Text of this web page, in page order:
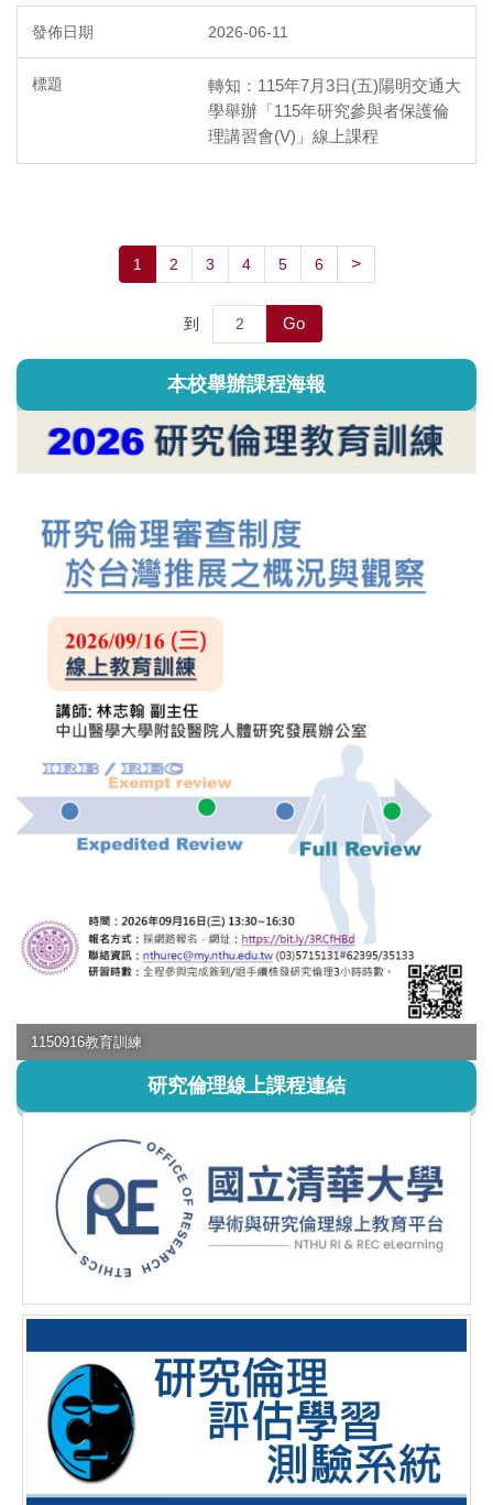
2026-06-11
轉知：115年7月3日(五)陽明交通大
學舉辦「115年研究參與者保護倫
理講習會(V)」線上課程
1 2 3 4 5 6 >
到 Go
本校舉辦課程海報
1150916教育訓練
研究倫理線上課程連結